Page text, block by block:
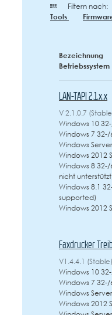
Filtern nach:
Tools
Bezeichnung
Betriebssystem
LAN-TAPI 2.1.x.x
V 2.1.0.7
Windows 10
Windows 7 32-/
Windows
Windows 2012
Windows 8 32-/
nicht
Windows 8.1
supported)
Windows 2012
Faxdrucker
V1.4.4.1
Windows 10
Windows 7 32-/
Windows
Windows 2012